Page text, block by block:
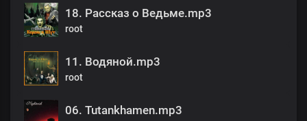
18. Рассказ о Ведьме.mp3
root
11. Водяной.mp3
root
06. Tutankhamen.mp3